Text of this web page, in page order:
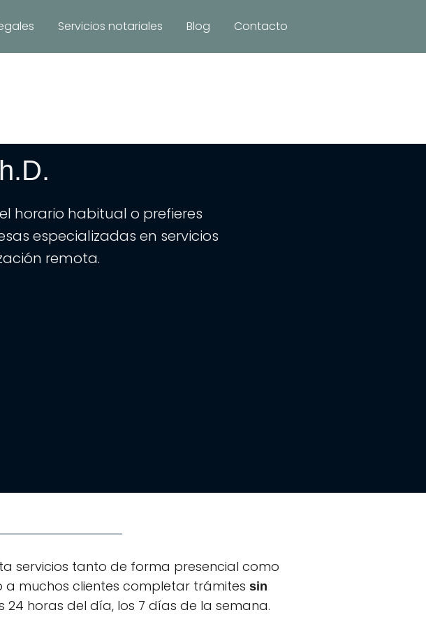
Servicios notariales Blog Contacto
Public &
Services. E.
horario habitual o prefieres
especializadas en servicios
remota.
servicios tanto de forma presencial como
a muchos clientes completar trámites sin
24 horas del día, los 7 días de la semana.